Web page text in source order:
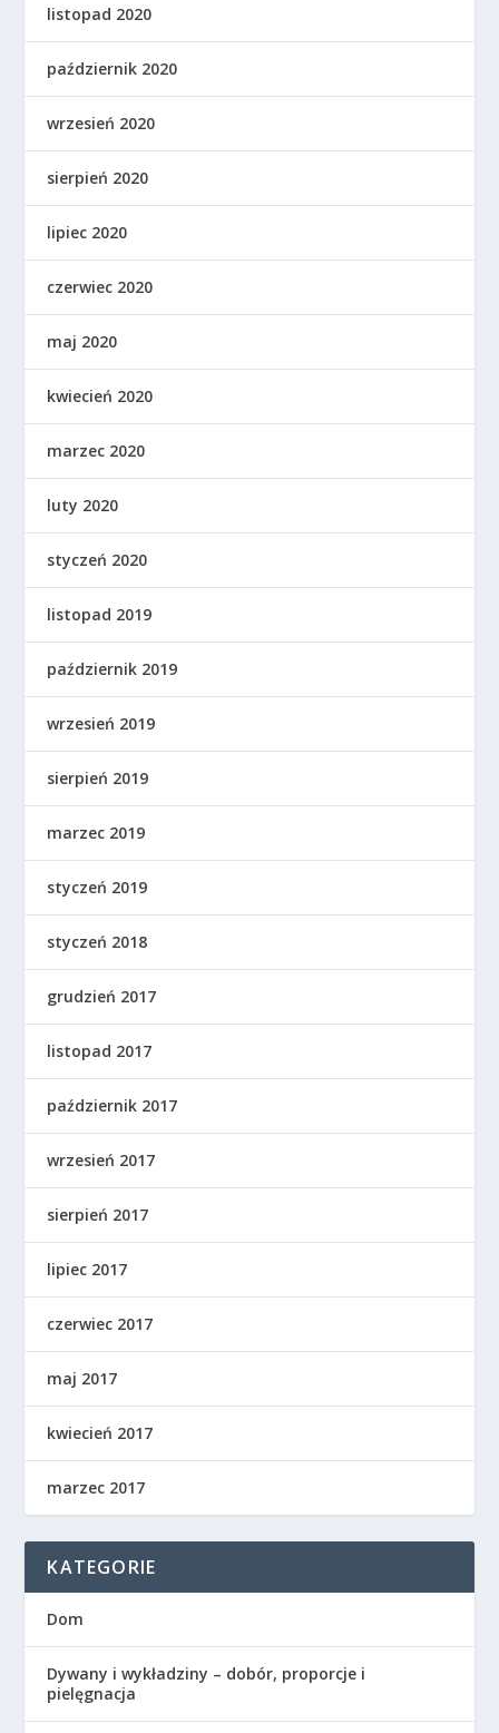
listopad 2020
październik 2020
wrzesień 2020
sierpień 2020
lipiec 2020
czerwiec 2020
maj 2020
kwiecień 2020
marzec 2020
luty 2020
styczeń 2020
listopad 2019
październik 2019
wrzesień 2019
sierpień 2019
marzec 2019
styczeń 2019
styczeń 2018
grudzień 2017
listopad 2017
październik 2017
wrzesień 2017
sierpień 2017
lipiec 2017
czerwiec 2017
maj 2017
kwiecień 2017
marzec 2017
KATEGORIE
Dom
Dywany i wykładziny – dobór, proporcje i
pielęgnacja